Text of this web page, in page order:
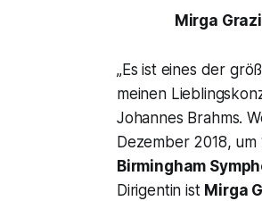
Mirga
„Es ist eines der
meinen
Johannes Brahms.
Dezember 2018,
Birmingham
Dirigentin ist Mirga